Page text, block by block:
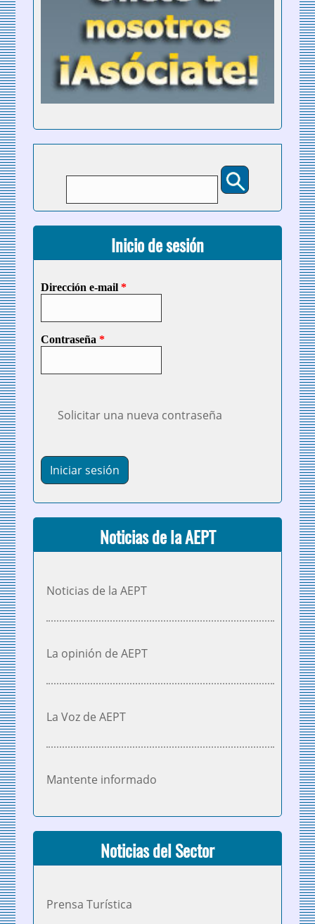
Inicio de sesión
Dirección e-mail *
Contraseña *
Solicitar una nueva contraseña
Noticias de la AEPT
Noticias de la AEPT
La opinión de AEPT
La Voz de AEPT
Mantente informado
Noticias del Sector
Prensa Turística